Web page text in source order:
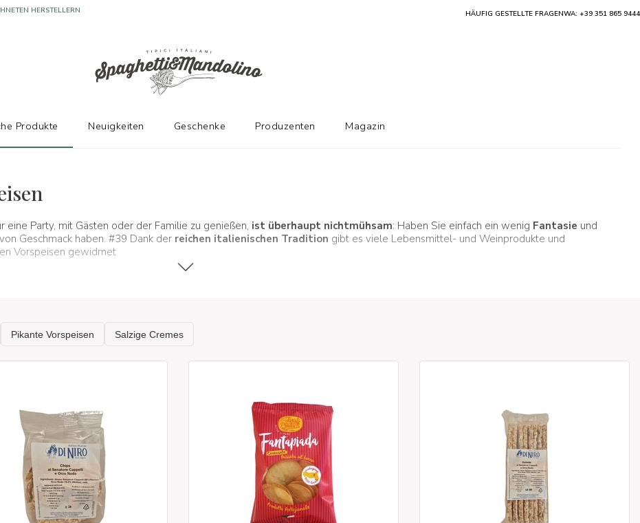
eine Party, mit Gästen oder der Familie zu genießen, ist überhaupt nichtmühsam: Haben Sie einfach ein wenig Fantasie und
Geschmack haben. #39 Dank der reichen italienischen Tradition gibt es viele Lebensmittel- und Weinprodukte und
Vorspeisen gewidmet
Vorspeisen, Snacks und Saucen
HÄUFIG GESTELLTE FRAGENWA: +39 351 865 9444
Produkte Neuigkeiten Geschenke Produzenten Magazin